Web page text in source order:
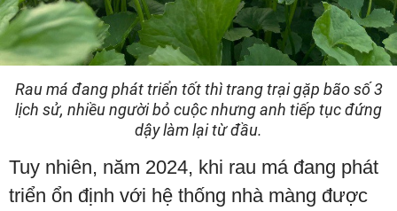
Rau má đang phát triển tốt thì trang trại gặp bão số 3
lịch sử, nhiều người bỏ cuộc nhưng anh tiếp tục đứng
dậy làm lại từ đầu.
Tuy nhiên, năm 2024, khi rau má đang phát
triển ổn định với hệ thống nhà màng được